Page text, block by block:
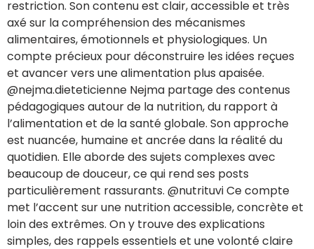
restriction. Son contenu est clair, accessible et très
axé sur la compréhension des mécanismes
alimentaires, émotionnels et physiologiques. Un
compte précieux pour déconstruire les idées reçues
et avancer vers une alimentation plus apaisée.
@nejma.dieteticienne Nejma partage des contenus
pédagogiques autour de la nutrition, du rapport à
l’alimentation et de la santé globale. Son approche
est nuancée, humaine et ancrée dans la réalité du
quotidien. Elle aborde des sujets complexes avec
beaucoup de douceur, ce qui rend ses posts
particulièrement rassurants. @nutrituvi Ce compte
met l’accent sur une nutrition accessible, concrète et
loin des extrêmes. On y trouve des explications
simples, des rappels essentiels et une volonté claire